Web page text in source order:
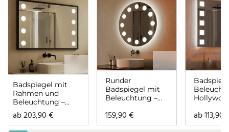
Badspiegel mit
Rahmen und
Beleuchtung –
Hollywood links
rechts
ab203,90€
Runder
Badspiegel mit
Beleuchtung –
159,90€ ab113,90